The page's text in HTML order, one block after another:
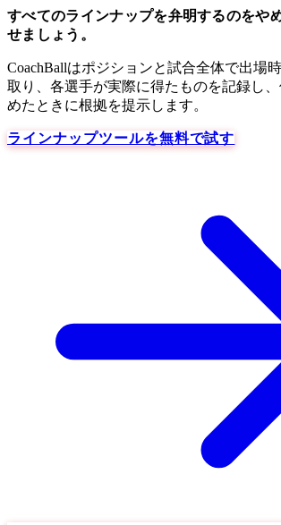
すべてのラインナップを弁明するのをや
せましょう。
CoachBallはポジションと試合全体で出場
取り、各選手が実際に得たものを記録し
めたときに根拠を提示します。
ラインナップツールを無料で試す